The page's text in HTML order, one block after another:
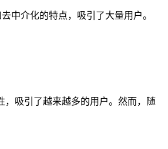
中介化的特点，吸引了大量用户。
，吸引了越来越多的用户。然而，随